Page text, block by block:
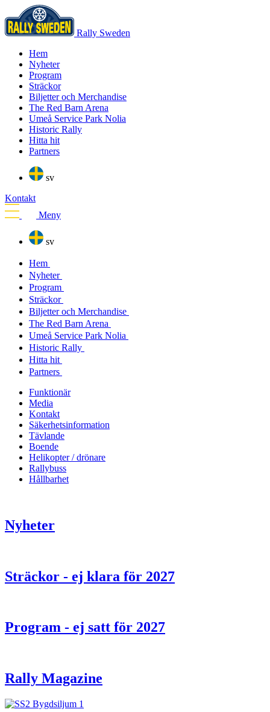
Rally Sweden
Hem
Nyheter
Program
Sträckor
Biljetter och Merchandise
The Red Barn Arena
Umeå Service Park Nolia
Historic Rally
Hitta hit
Partners
sv
Kontakt
Meny
sv
Hem
Nyheter
Program
Sträckor
Biljetter och Merchandise
The Red Barn Arena
Umeå Service Park Nolia
Historic Rally
Hitta hit
Partners
Funktionär
Media
Kontakt
Säkerhetsinformation
Tävlande
Boende
Helikopter / drönare
Rallybuss
Hållbarhet
Nyheter
Sträckor - ej klara för 2027
Program - ej satt för 2027
Rally Magazine